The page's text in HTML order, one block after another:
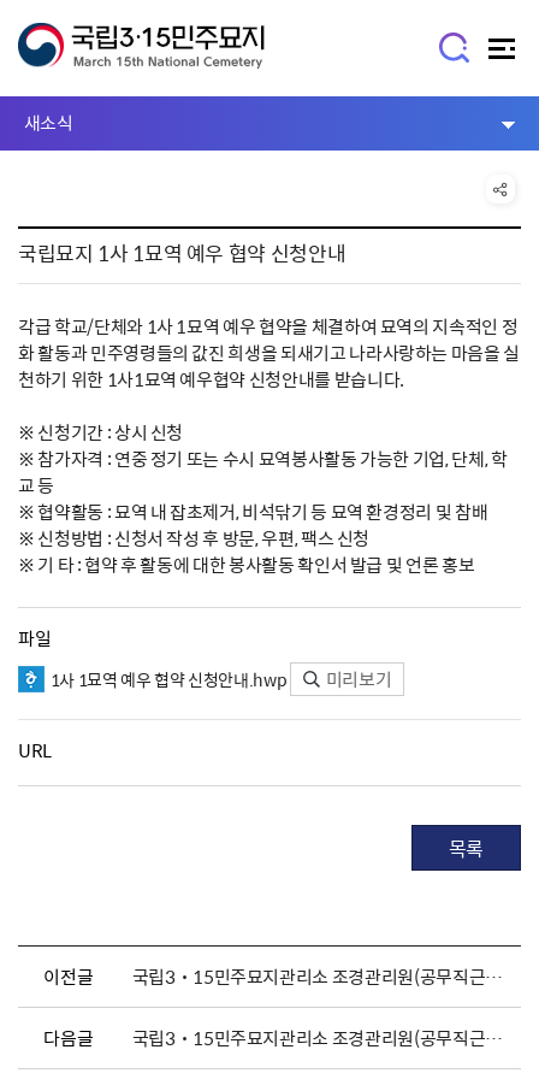
새소식
국립묘지 1사 1묘역 예우 협약 신청안내
각급 학교/단체와 1사 1묘역 예우 협약을 체결하여 묘역의 지속적인 정
화 활동과 민주영령들의 값진 희생을 되새기고 나라사랑하는 마음을 실
천하기 위한 1사1묘역 예우협약 신청안내를 받습니다.
※ 신청기간 : 상시 신청
※ 참가자격 : 연중 정기 또는 수시 묘역봉사활동 가능한 기업, 단체, 학
교 등
※ 협약활동 : 묘역 내 잡초제거, 비석닦기 등 묘역 환경정리 및 참배
※ 신청방법 : 신청서 작성 후 방문, 우편, 팩스 신청
※ 기 타 : 협약 후 활동에 대한 봉사활동 확인서 발급 및 언론 홍보
파일
1사 1묘역 예우 협약 신청안내.hwp 미리보기
URL
목록
이전글 국립3˙15민주묘지관리소 조경관리원(공무직근로자) 채용 공고
다음글 국립3˙15민주묘지관리소 조경관리원(공무직근로자) 채용 공고